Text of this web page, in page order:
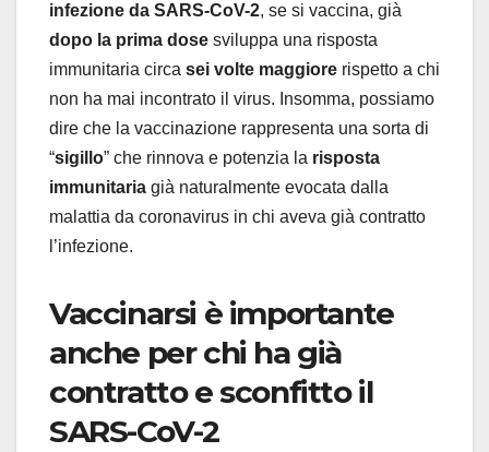
infezione da SARS-CoV-2, se si vaccina, già
dopo la prima dose sviluppa una risposta
immunitaria circa sei volte maggiore rispetto a chi
non ha mai incontrato il virus. Insomma, possiamo
dire che la vaccinazione rappresenta una sorta di
“sigillo” che rinnova e potenzia la risposta
immunitaria già naturalmente evocata dalla
malattia da coronavirus in chi aveva già contratto
l’infezione.
Vaccinarsi è importante
anche per chi ha già
contratto e sconfitto il
SARS-CoV-2